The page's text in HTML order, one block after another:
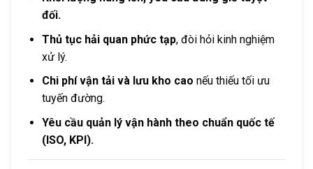
đối.
Thủ tục hải quan phức tạp, đòi hỏi kinh nghiệm
xử lý.
Chi phí vận tải và lưu kho cao nếu thiếu tối ưu
tuyến đường.
Yêu cầu quản lý vận hành theo chuẩn quốc tế
(ISO, KPI).